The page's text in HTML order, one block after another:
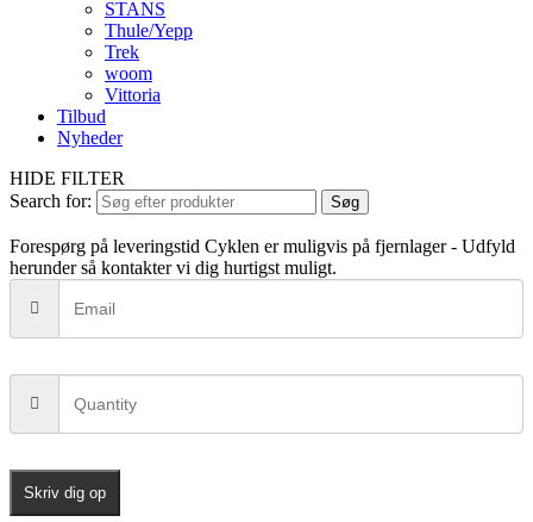
STANS
Thule/Yepp
Trek
woom
Vittoria
Tilbud
Nyheder
HIDE FILTER
Search for:
Søg
Forespørg på leveringstid Cyklen er muligvis på fjernlager - Udfyld
herunder så kontakter vi dig hurtigst muligt.
Skriv dig op